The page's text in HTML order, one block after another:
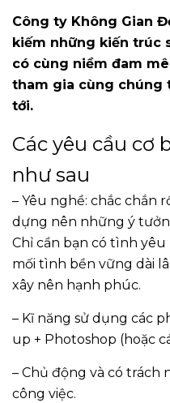
Công ty Không Gian
kiếm những kiến trúc
có cùng niềm đam
tham gia cùng chúng
tới.
Các yêu cầu cơ
như sau
– Yêu nghề: chắc chắn
dựng nên những ý
Chỉ cần bạn có tình yêu
mối tình bền vững dài
xây nên hạnh phúc.
– Kĩ năng sử dụng các
up + Photoshop (hoặc
– Chủ động và có
công việc.